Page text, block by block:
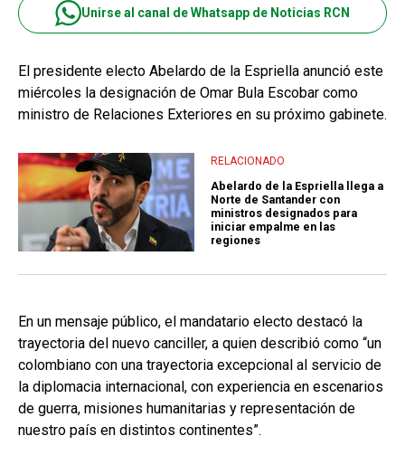
Unirse al canal de Whatsapp de Noticias RCN
El presidente electo Abelardo de la Espriella anunció este
miércoles la designación de Omar Bula Escobar como
ministro de Relaciones Exteriores en su próximo gabinete.
RELACIONADO
Abelardo de la Espriella llega a
Norte de Santander con
ministros designados para
iniciar empalme en las
regiones
En un mensaje público, el mandatario electo destacó la
trayectoria del nuevo canciller, a quien describió como “un
colombiano con una trayectoria excepcional al servicio de
la diplomacia internacional, con experiencia en escenarios
de guerra, misiones humanitarias y representación de
nuestro país en distintos continentes”.